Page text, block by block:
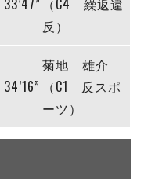
33’47” （C4 繰返違
反）
34’16”
菊地 雄介
（C1 反スポ
ーツ）